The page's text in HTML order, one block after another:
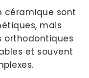
céramique sont
mais
orthodontiques
et souvent